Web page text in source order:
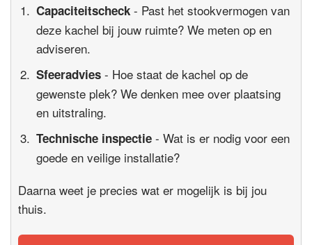
Capaciteitscheck - Past het stookvermogen van
deze kachel bij jouw ruimte? We meten op en
adviseren.
Sfeeradvies - Hoe staat de kachel op de
gewenste plek? We denken mee over plaatsing
en uitstraling.
Technische inspectie - Wat is er nodig voor een
goede en veilige installatie?
Daarna weet je precies wat er mogelijk is bij jou
thuis.